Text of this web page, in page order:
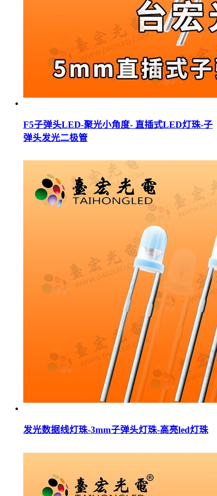
F5子弹头LED-聚光小角度- 直插式LED灯珠-子
弹头发光二极管
发光数据线灯珠-3mm子弹头灯珠-高亮led灯珠